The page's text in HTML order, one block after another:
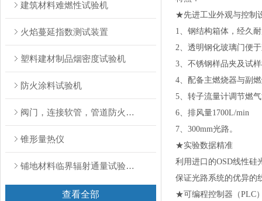
建筑材料难燃性试验机
火焰蔓延指数测试装置
塑料建材制品烟密度试验机
防火涂料试验机
阀门，连接软管，管道防火试验装置
锥形量热仪
铺地材料临界辐射通量试验装置
查看全部
★先进工业外观与控制
1、钢结构箱体，经久
2、透明钢化玻璃门便
3、不锈钢样品夹及试
4、配备主燃烧器与副
5、转子流量计调节燃
6、排风量1700L/min
7、300mm光路。
★实验数据精准
利用进口的OSD线性硅
保证光路系统的优异的
★可编程控制器（PLC